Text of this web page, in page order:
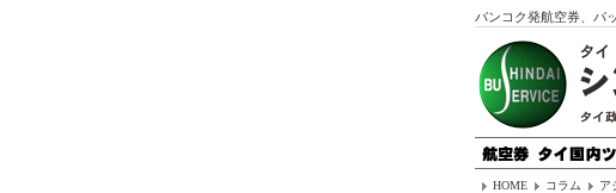
バンコク発航空券、パ
HOME コラム ア